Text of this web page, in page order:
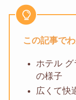
この記事で
ホテル
の様子
広くて快